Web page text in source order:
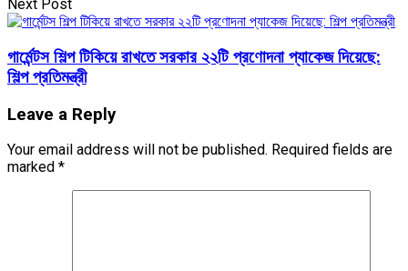
Next Post
গার্মেন্টস শিল্প টিকিয়ে রাখতে সরকার ২২টি প্রণোদনা প্যাকেজ দিয়েছে:
শিল্প প্রতিমন্ত্রী
Leave a Reply
Your email address will not be published. Required fields are
marked *